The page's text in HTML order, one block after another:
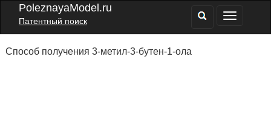
PoleznayaModel.ru
Патентный поиск
Способ получения 3-метил-3-бутен-1-ола